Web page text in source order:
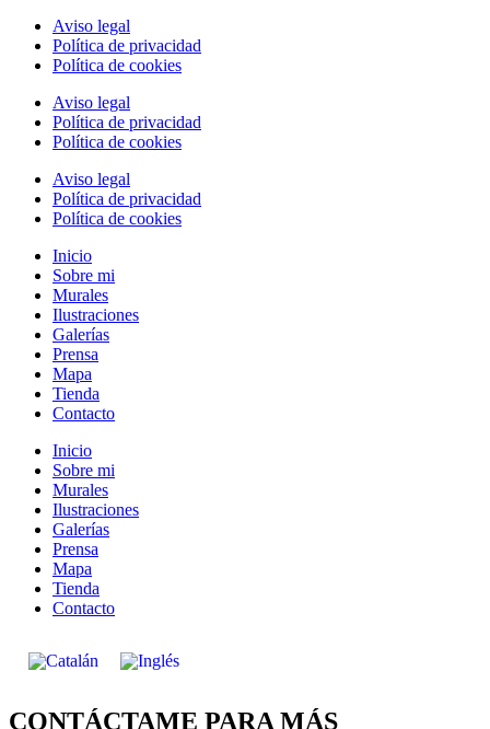
Aviso legal
Política de privacidad
Política de cookies
Aviso legal
Política de privacidad
Política de cookies
Aviso legal
Política de privacidad
Política de cookies
Inicio
Sobre mi
Murales
Ilustraciones
Galerías
Prensa
Mapa
Tienda
Contacto
Inicio
Sobre mi
Murales
Ilustraciones
Galerías
Prensa
Mapa
Tienda
Contacto
CONTÁCTAME PARA MÁS